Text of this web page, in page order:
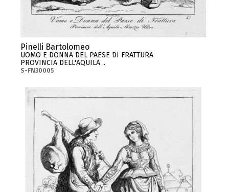
Pinelli Bartolomeo
UOMO E DONNA DEL PAESE DI FRATTURA
PROVINCIA DELL'AQUILA ..
S-FN30005